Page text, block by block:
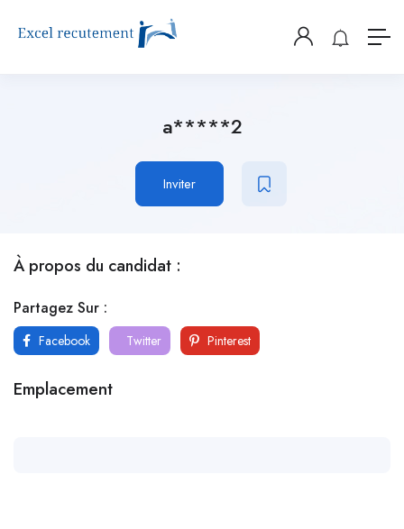
a*****2
Inviter
À propos du candidat :
Partagez Sur :
Facebook Twitter Pinterest
Emplacement